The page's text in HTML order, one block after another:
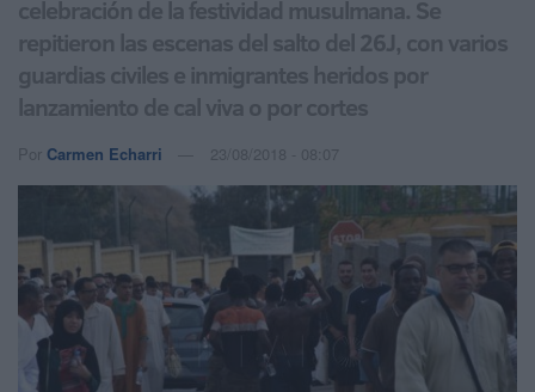
celebración de la festividad musulmana. Se
repitieron las escenas del salto del 26J, con varios
guardias civiles e inmigrantes heridos por
lanzamiento de cal viva o por cortes
Por Carmen Echarri 23/08/2018 - 08:07